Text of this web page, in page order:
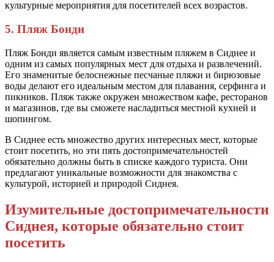
культурные мероприятия для посетителей всех возрастов.
5. Пляж Бонди
Пляж Бонди является самым известным пляжем в Сиднее и
одним из самых популярных мест для отдыха и развлечений.
Его знаменитые белоснежные песчаные пляжи и бирюзовые
воды делают его идеальным местом для плавания, серфинга и
пикников. Пляж также окружен множеством кафе, ресторанов
и магазинов, где вы сможете насладиться местной кухней и
шопингом.
В Сиднее есть множество других интересных мест, которые
стоит посетить, но эти пять достопримечательностей
обязательно должны быть в списке каждого туриста. Они
предлагают уникальные возможности для знакомства с
культурой, историей и природой Сиднея.
Изумительные достопримечательности
Сиднея, которые обязательно стоит
посетить